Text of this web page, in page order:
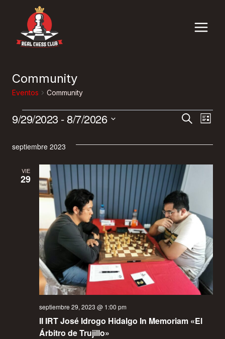
contenido
Community
Eventos Community
Eventos
De
Y
Vistas
De
Buscar
De
Lista
9/29/2023 - 8/7/2026
la
septiembre 2023
VIE
29
II IRT José Idrogo Hidalgo In Memoriam «El
Árbitro de Trujillo»
septiembre 29, 2023 @ 1:00 pm